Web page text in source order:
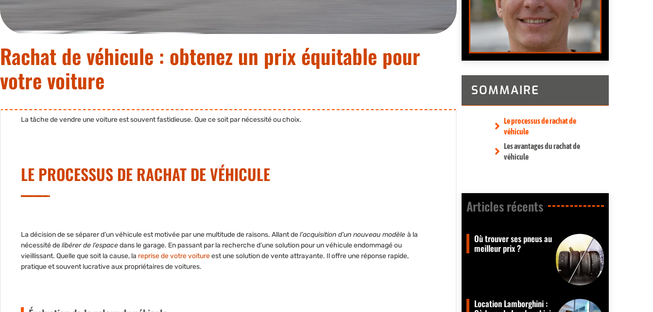
Rachat de véhicule : obtenez un prix équitable pour
votre voiture
La tâche de vendre une voiture est souvent fastidieuse. Que ce soit par nécessité ou choix.
LE PROCESSUS DE RACHAT DE VÉHICULE
La décision de se séparer d’un véhicule est motivée par une multitude de raisons. Allant del’acquisition d’un nouveau modèle à la
nécessité delibérer de l’espacedans le garage. En passant par la recherche d’une solution pour un véhicule endommagé ou
vieillissant. Quelle que soit la cause, la reprise de votre voitureest une solution de vente attrayante. Il offre une réponse rapide,
pratique et souvent lucrative aux propriétaires de voitures.
SOMMAIRE
Le processus de rachat de
véhicule
Les avantages du rachat de
véhicule
Articles récents​
Où trouver ses pneus au
meilleur prix ?
Location Lamborghini :